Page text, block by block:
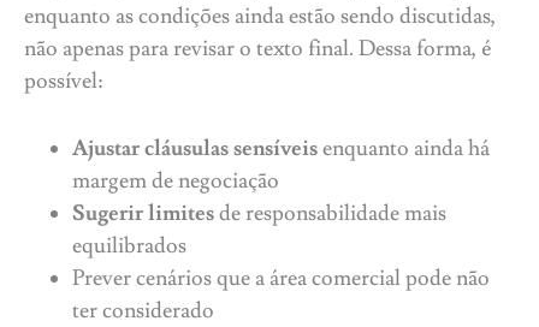
enquanto as condições ainda estão sendo discutidas,
não apenas para revisar o texto final. Dessa forma, é
possível:
Ajustar cláusulas sensíveisenquanto ainda há
margem de negociação
Sugerir limitesde responsabilidade mais
equilibrados
Prever cenários que a área comercial pode não
ter considerado